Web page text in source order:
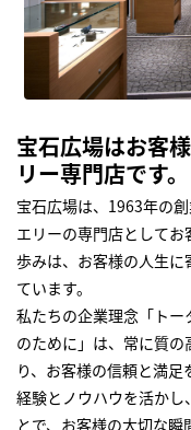
宝石広場はお客
リー専門店です。
宝石広場は、1963年の
エリーの専門店として
歩みは、お客様の人生
ています。
私たちの企業理念「トー
のために」は、常に質
り、お客様の信頼と満
経験とノウハウを活か
とで、お客様の大切な瞬